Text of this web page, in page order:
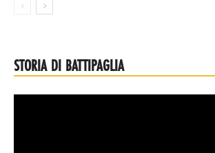
STORIA DI BATTIPAGLIA